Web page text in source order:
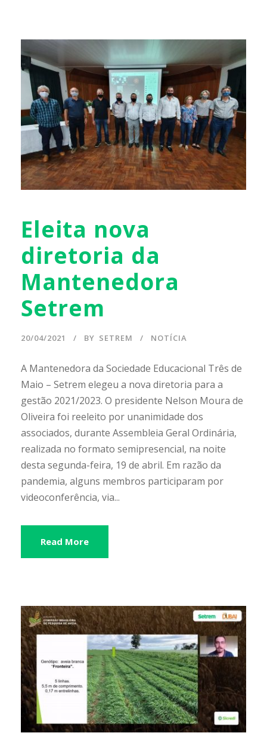
Eleita nova
diretoria da
Mantenedora
Setrem
20/04/2021 BY SETREM NOTÍCIA
A Mantenedora da Sociedade Educacional Três de
Maio – Setrem elegeu a nova diretoria para a
gestão 2021/2023. O presidente Nelson Moura de
Oliveira foi reeleito por unanimidade dos
associados, durante Assembleia Geral Ordinária,
realizada no formato semipresencial, na noite
desta segunda-feira, 19 de abril. Em razão da
pandemia, alguns membros participaram por
videoconferência, via...
Read More